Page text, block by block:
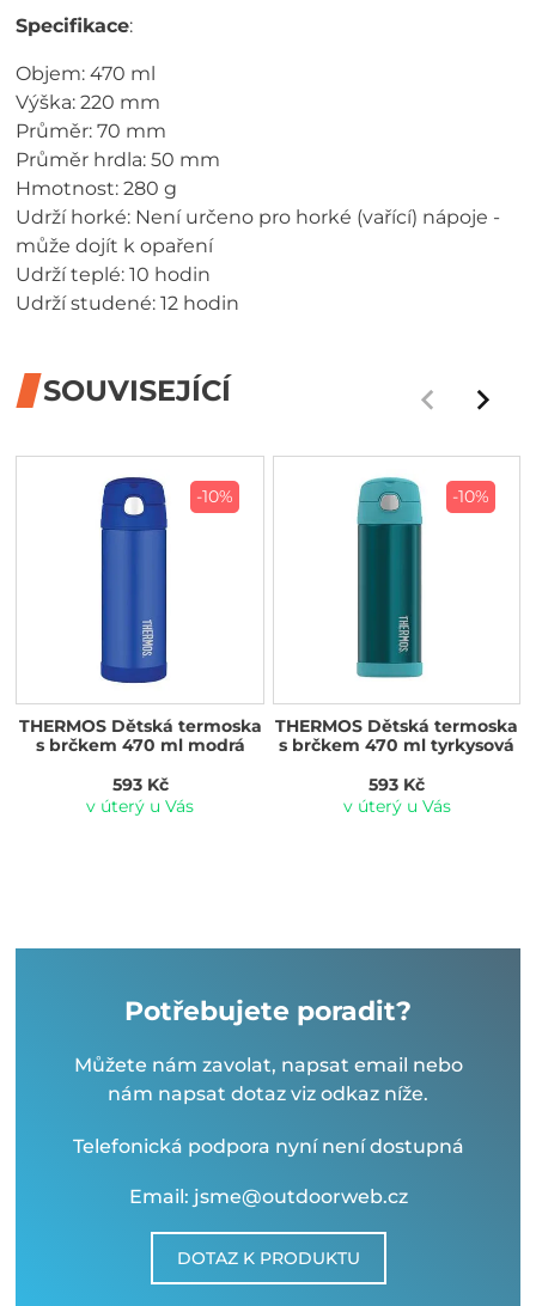
Specifikace:
Objem: 470 ml
Výška: 220 mm
Průměr: 70 mm
Průměr hrdla: 50 mm
Hmotnost: 280 g
Udrží horké: Není určeno pro horké (vařící) nápoje -
může dojít k opaření
Udrží teplé: 10 hodin
Udrží studené: 12 hodin
SOUVISEJÍCÍ
-10%
THERMOS Dětská termoska
s brčkem 470 ml modrá
593 Kč
v úterý u Vás
-10%
THERMOS Dětská termoska
s brčkem 470 ml tyrkysová
593 Kč
v úterý u Vás
Potřebujete poradit?
Můžete nám zavolat, napsat email nebo
nám napsat dotaz viz odkaz níže.
Telefonická podpora nyní není dostupná
Email: jsme@outdoorweb.cz
DOTAZ K PRODUKTU